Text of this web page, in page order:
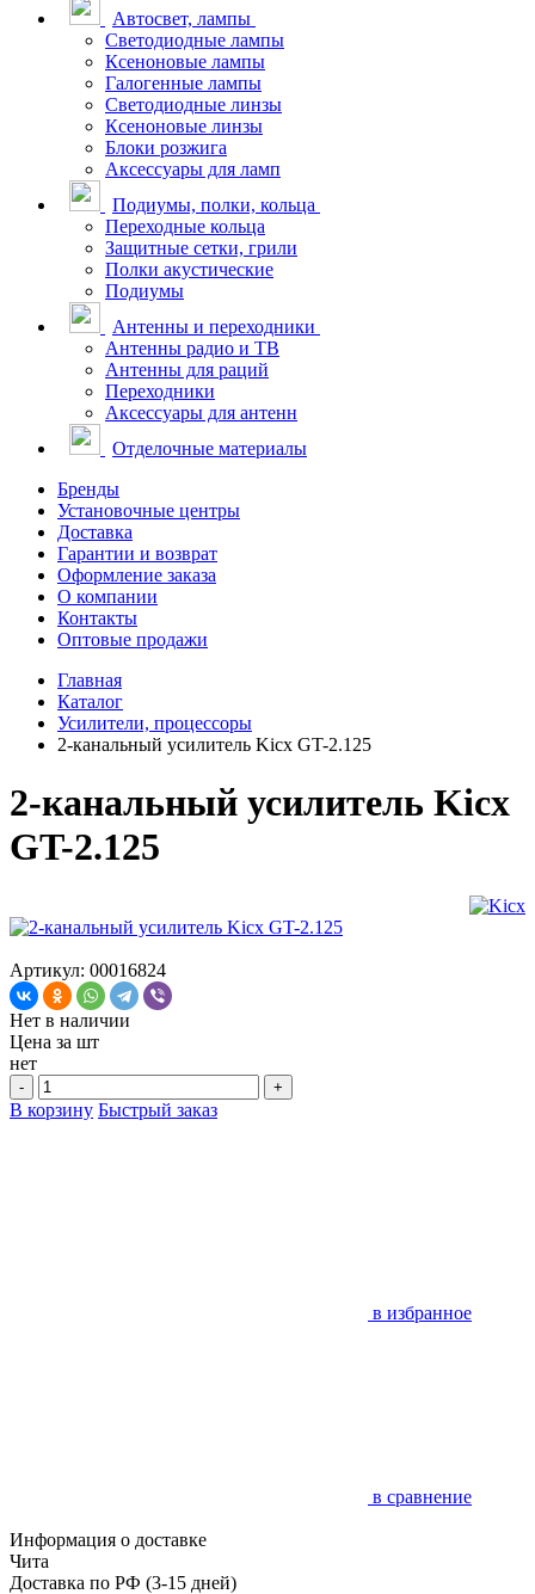
Автосвет, лампы
Светодиодные лампы
Ксеноновые лампы
Галогенные лампы
Светодиодные линзы
Ксеноновые линзы
Блоки розжига
Аксессуары для ламп
Подиумы, полки, кольца
Переходные кольца
Защитные сетки, грили
Полки акустические
Подиумы
Антенны и переходники
Антенны радио и ТВ
Антенны для раций
Переходники
Аксессуары для антенн
Отделочные материалы
Бренды
Установочные центры
Доставка
Гарантии и возврат
Оформление заказа
О компании
Контакты
Оптовые продажи
Главная
Каталог
Усилители, процессоры
2-канальный усилитель Kicx GT-2.125
2-канальный усилитель Kicx
GT-2.125
Артикул: 00016824
Нет в наличии
Цена за шт
нет
- +
В корзину Быстрый заказ
в избранное
в сравнение
Информация о доставке
Чита
Доставка по РФ (3-15 дней)